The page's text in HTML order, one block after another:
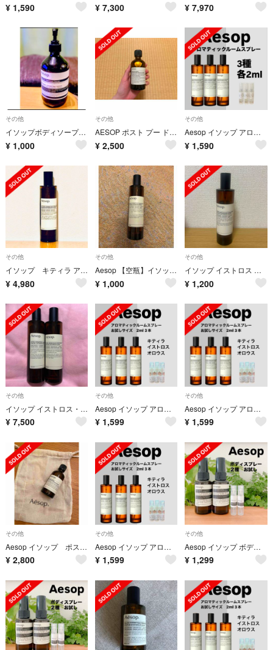
¥ 1,590 ¥ 7,300 ¥ 7,970
その他
イソップボディソープ 空びん
¥ 1,000
その他
AESOP ポスト プー ドロップス 100ml
¥ 2,500
その他
Aesop イソップ アロマティックルームスプレー 2ml 3種セット
¥ 1,590
その他
イソップ キティラ アロマティック ルームスプレー
¥ 4,980
その他
Aesop 【空瓶】イソップ アロマティックルームスプレー イストロス
¥ 1,000
その他
イソップ イストロス アロマティック ルームスプレー 100ml ISTROS
¥ 1,200
その他
イソップ イストロス・オロウス アロマティック ルームスプレー セット
¥ 7,500
その他
Aesop イソップ アロマティックルームスプレー 2ml 3種セット
¥ 1,599
その他
Aesop イソップ アロマティックルームスプレー 2ml 3種セット
¥ 1,599
その他
Aesop イソップ ポストプードロップス
¥ 2,800
その他
Aesop イソップ アロマティックルームスプレー 2ml 3種セット
¥ 1,599
その他
Aesop イソップ ボディスプレー 2ml 2種セット お試し
¥ 1,299